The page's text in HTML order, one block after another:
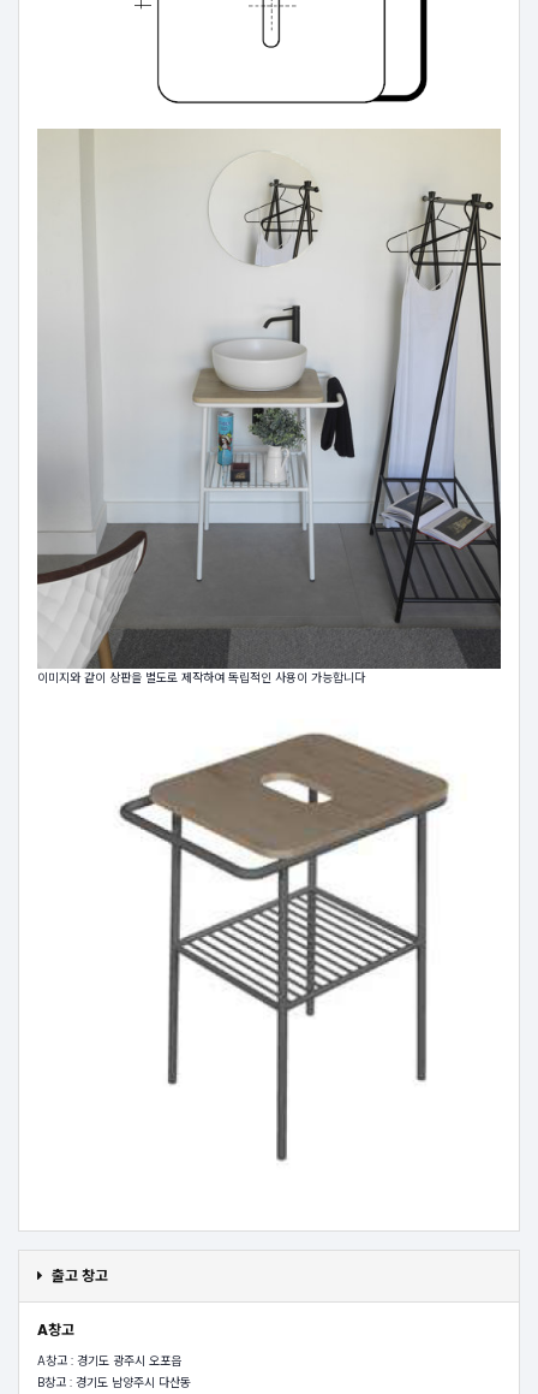
이미지와 같이 상판을 별도로 제작하여 독립적인 사용이 가능합니다
출고 창고
A창고
A창고 : 경기도 광주시 오포읍
B창고 : 경기도 남양주시 다산동